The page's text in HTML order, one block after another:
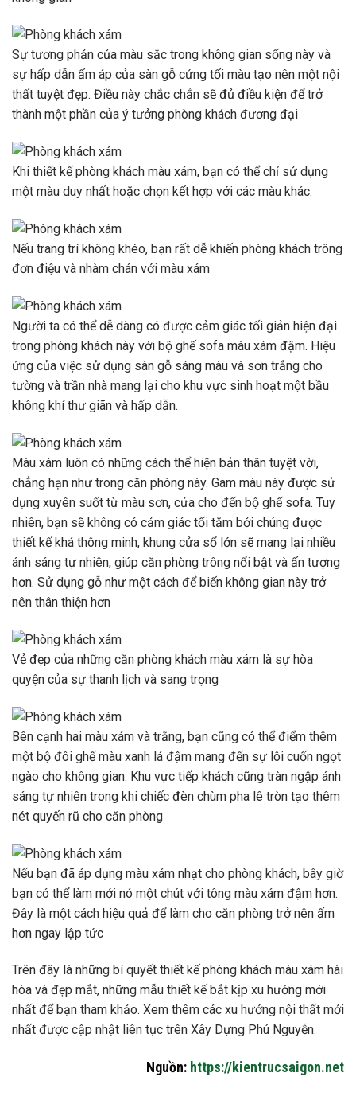
Sự tương phản của màu sắc trong không gian sống này và
sự hấp dẫn ấm áp của sàn gỗ cứng tối màu tạo nên một nội
thất tuyệt đẹp. Điều này chắc chắn sẽ đủ điều kiện để trở
thành một phần của ý tưởng phòng khách đương đại
Khi thiết kế phòng khách màu xám, bạn có thể chỉ sử dụng
một màu duy nhất hoặc chọn kết hợp với các màu khác.
Nếu trang trí không khéo, bạn rất dễ khiến phòng khách trông
đơn điệu và nhàm chán với màu xám
Người ta có thể dễ dàng có được cảm giác tối giản hiện đại
trong phòng khách này với bộ ghế sofa màu xám đậm. Hiệu
ứng của việc sử dụng sàn gỗ sáng màu và sơn trắng cho
tường và trần nhà mang lại cho khu vực sinh hoạt một bầu
không khí thư giãn và hấp dẫn.
Màu xám luôn có những cách thể hiện bản thân tuyệt vời,
chẳng hạn như trong căn phòng này. Gam màu này được sử
dụng xuyên suốt từ màu sơn, cửa cho đến bộ ghế sofa. Tuy
nhiên, bạn sẽ không có cảm giác tối tăm bởi chúng được
thiết kế khá thông minh, khung cửa sổ lớn sẽ mang lại nhiều
ánh sáng tự nhiên, giúp căn phòng trông nổi bật và ấn tượng
hơn. Sử dụng gỗ như một cách để biến không gian này trở
nên thân thiện hơn
Vẻ đẹp của những căn phòng khách màu xám là sự hòa
quyện của sự thanh lịch và sang trọng
Bên cạnh hai màu xám và trắng, bạn cũng có thể điểm thêm
một bộ đôi ghế màu xanh lá đậm mang đến sự lôi cuốn ngọt
ngào cho không gian. Khu vực tiếp khách cũng tràn ngập ánh
sáng tự nhiên trong khi chiếc đèn chùm pha lê tròn tạo thêm
nét quyến rũ cho căn phòng
Nếu bạn đã áp dụng màu xám nhạt cho phòng khách, bây giờ
bạn có thể làm mới nó một chút với tông màu xám đậm hơn.
Đây là một cách hiệu quả để làm cho căn phòng trở nên ấm
hơn ngay lập tức
Trên đây là những bí quyết thiết kế phòng khách màu xám hài
hòa và đẹp mắt, những mẫu thiết kế bắt kịp xu hướng mới
nhất để bạn tham khảo. Xem thêm các xu hướng nội thất mới
nhất được cập nhật liên tục trên Xây Dựng Phú Nguyễn.
Nguồn: https://kientrucsaigon.net